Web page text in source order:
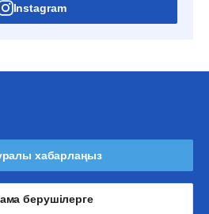
Instagram
хабарлаңыз
берушілерге